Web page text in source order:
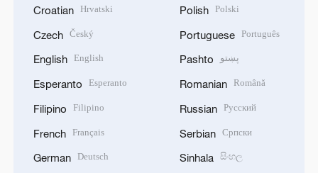
Croatian Hrvatski
Czech Český
English English
Esperanto Esperanto
Filipino Filipino
French Français
German Deutsch
Polish Polski
Portuguese Português
Pashto پښتو
Romanian Română
Russian Русский
Serbian Српски
Sinhala සිංහල